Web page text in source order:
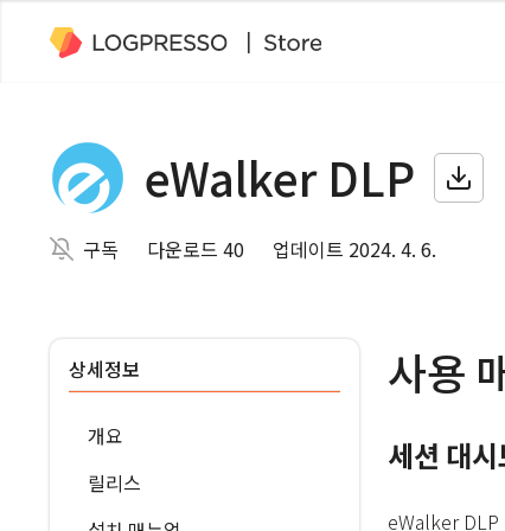
eWalker DLP
구독 다운로드 40 업데이트 2024. 4. 6.
상세정보
개요
릴리스
사용
세션 대
eWalker DLP